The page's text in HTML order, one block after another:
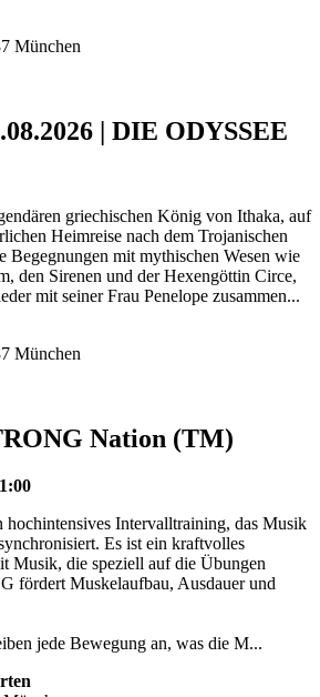
München
| DIE ODYSSEE
griechischen König von Ithaka, auf
Heimreise nach dem Trojanischen
Begegnungen mit mythischen Wesen wie
den Sirenen und der Hexengöttin Circe,
mit seiner Frau Penelope zusammen...
München
Nation (TM)
Intervalltraining, das Musik
Es ist ein kraftvolles
Musik, die speziell auf die Übungen
fördert Muskelaufbau, Ausdauer und
jede Bewegung an, was die M...